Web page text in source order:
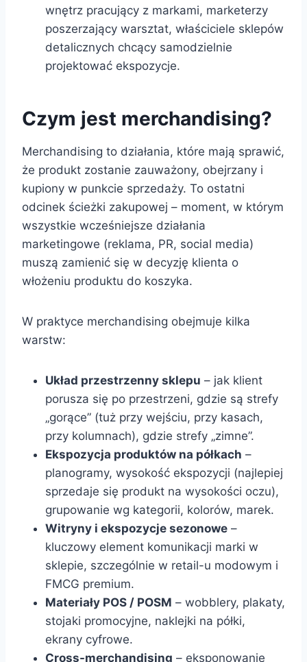
wnętrz pracujący z markami, marketerzy
poszerzający warsztat, właściciele sklepów
detalicznych chcący samodzielnie
projektować ekspozycje.
Czym jest merchandising?
Merchandising to działania, które mają sprawić,
że produkt zostanie zauważony, obejrzany i
kupiony w punkcie sprzedaży. To ostatni
odcinek ścieżki zakupowej – moment, w którym
wszystkie wcześniejsze działania
marketingowe (reklama, PR, social media)
muszą zamienić się w decyzję klienta o
włożeniu produktu do koszyka.
W praktyce merchandising obejmuje kilka
warstw:
Układ przestrzenny sklepu – jak klient
porusza się po przestrzeni, gdzie są strefy
„gorące” (tuż przy wejściu, przy kasach,
przy kolumnach), gdzie strefy „zimne”.
Ekspozycja produktów na półkach –
planogramy, wysokość ekspozycji (najlepiej
sprzedaje się produkt na wysokości oczu),
grupowanie wg kategorii, kolorów, marek.
Witryny i ekspozycje sezonowe –
kluczowy element komunikacji marki w
sklepie, szczególnie w retail-u modowym i
FMCG premium.
Materiały POS / POSM – wobblery, plakaty,
stojaki promocyjne, naklejki na półki,
ekrany cyfrowe.
Cross-merchandising – eksponowanie